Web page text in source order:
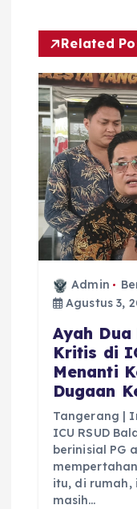
Related
Admin
Agustus 3,
Ayah
Kritis di
Menanti
Dugaan
Tangerang |
ICU RSUD
berinisial PG
itu, di rumah,
masih…